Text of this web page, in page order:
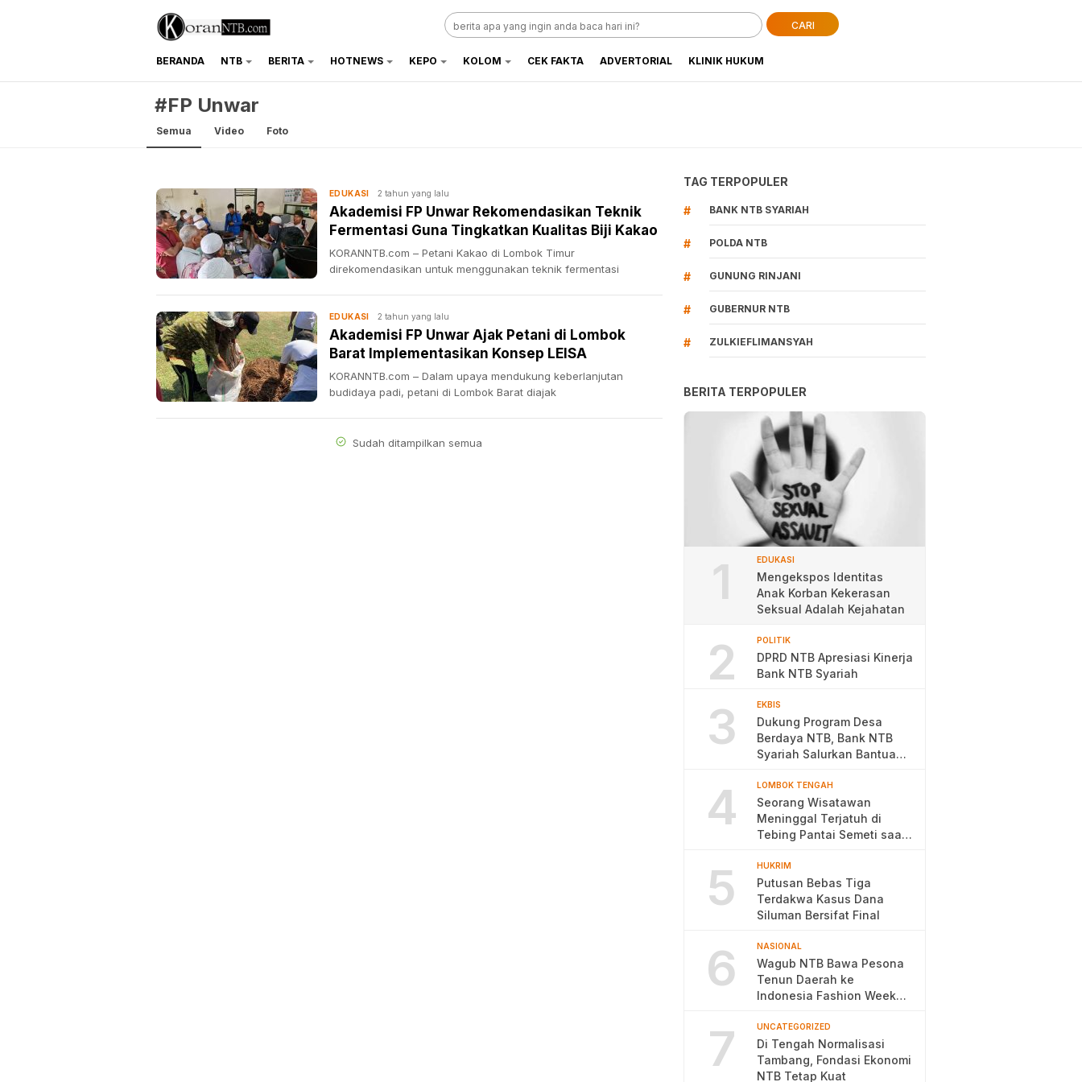
koranntb.com
CARI
BERANDA NTB BERITA HOTNEWS KEPO KOLOM CEK FAKTA ADVERTORIAL KLINIK HUKUM
#FP Unwar
Semua Video Foto
EDUKASI 2 tahun yang lalu
Akademisi FP Unwar Rekomendasikan Teknik
Fermentasi Guna Tingkatkan Kualitas Biji Kakao
KORANNTB.com – Petani Kakao di Lombok Timur
direkomendasikan untuk menggunakan teknik fermentasi
EDUKASI 2 tahun yang lalu
Akademisi FP Unwar Ajak Petani di Lombok
Barat Implementasikan Konsep LEISA
KORANNTB.com – Dalam upaya mendukung keberlanjutan
budidaya padi, petani di Lombok Barat diajak
Sudah ditampilkan semua
TAG TERPOPULER
# BANK NTB SYARIAH
# POLDA NTB
# GUNUNG RINJANI
# GUBERNUR NTB
# ZULKIEFLIMANSYAH
BERITA TERPOPULER
1 EDUKASI
Mengekspos Identitas
Anak Korban Kekerasan
Seksual Adalah Kejahatan
2 POLITIK
DPRD NTB Apresiasi Kinerja
Bank NTB Syariah
3 EKBIS
Dukung Program Desa
Berdaya NTB, Bank NTB
Syariah Salurkan Bantuan
4 LOMBOK TENGAH
Seorang Wisatawan
Meninggal Terjatuh di
Tebing Pantai Semeti saat
5 HUKRIM
Putusan Bebas Tiga
Terdakwa Kasus Dana
Siluman Bersifat Final
6 NASIONAL
Wagub NTB Bawa Pesona
Tenun Daerah ke
Indonesia Fashion Week
7 UNCATEGORIZED
Di Tengah Normalisasi
Tambang, Fondasi Ekonomi
NTB Tetap Kuat